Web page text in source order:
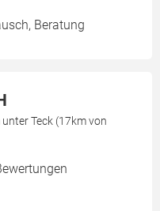
Beratung
Teck (17km von